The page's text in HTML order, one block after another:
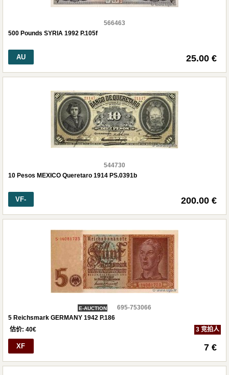
566463
500 Pounds SYRIA 1992 P.105f
AU 25.00 €
544730
10 Pesos MEXICO Queretaro 1914 PS.0391b
VF- 200.00 €
E-AUCTION
695-753066
5 Reichsmark GERMANY 1942 P.186
估价: 40€ 3 竞拍人
XF 7 €